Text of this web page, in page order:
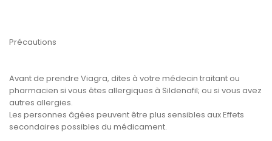
Précautions
Avant de prendre Viagra, dites à votre médecin traitant ou
pharmacien si vous êtes allergiques à Sildenafil; ou si vous avez
autres allergies.
Les personnes âgées peuvent être plus sensibles aux Effets
secondaires possibles du médicament.